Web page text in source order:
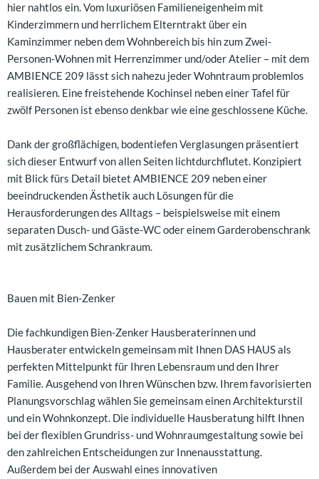
hier nahtlos ein. Vom luxuriösen Familieneigenheim mit
Kinderzimmern und herrlichem Elterntrakt über ein
Kaminzimmer neben dem Wohnbereich bis hin zum Zwei-
Personen-Wohnen mit Herrenzimmer und/oder Atelier – mit dem
AMBIENCE 209 lässt sich nahezu jeder Wohntraum problemlos
realisieren. Eine freistehende Kochinsel neben einer Tafel für
zwölf Personen ist ebenso denkbar wie eine geschlossene Küche.
Dank der großflächigen, bodentiefen Verglasungen präsentiert
sich dieser Entwurf von allen Seiten lichtdurchflutet. Konzipiert
mit Blick fürs Detail bietet AMBIENCE 209 neben einer
beeindruckenden Ästhetik auch Lösungen für die
Herausforderungen des Alltags – beispielsweise mit einem
separaten Dusch- und Gäste-WC oder einem Garderobenschrank
mit zusätzlichem Schrankraum.
Bauen mit Bien-Zenker
Die fachkundigen Bien-Zenker Hausberaterinnen und
Hausberater entwickeln gemeinsam mit Ihnen DAS HAUS als
perfekten Mittelpunkt für Ihren Lebensraum und den Ihrer
Familie. Ausgehend von Ihren Wünschen bzw. Ihrem favorisierten
Planungsvorschlag wählen Sie gemeinsam einen Architekturstil
und ein Wohnkonzept. Die individuelle Hausberatung hilft Ihnen
bei der flexiblen Grundriss- und Wohnraumgestaltung sowie bei
den zahlreichen Entscheidungen zur Innenausstattung.
Außerdem bei der Auswahl eines innovativen